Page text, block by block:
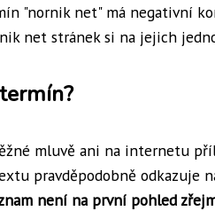
"nornik net" má negativní
net stránek si na jejich
mluvě ani na internetu
pravděpodobně odkazuje
není na první pohled